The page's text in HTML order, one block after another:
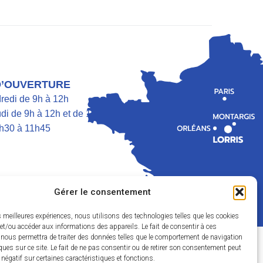
Gérer le consentement
meilleures expériences, nous utilisons des technologies telles que les cookies
ou accéder aux informations des appareils. Le fait de consentir à ces
permettra de traiter des données telles que le comportement de navigation
sur ce site. Le fait de ne pas consentir ou de retirer son consentement peut
négatif sur certaines caractéristiques et fonctions.
de 9h à 12h
de 9h à 12h et de 13h30 à 17h
à 11h45
Utopia